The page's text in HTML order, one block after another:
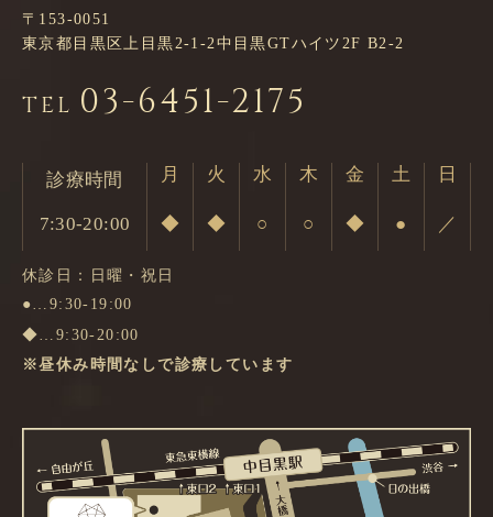
〒153-0051
東京都目黒区上目黒2-1-2中目黒GTハイツ2F B2-2
TEL 03-6451-2175
診療時間 月 火 水 木 金 土 日
7:30-20:00 ◆ ◆ ○ ○ ◆ ● ／
休診日：日曜・祝日
●…9:30-19:00
◆…9:30-20:00
※昼休み時間なしで診療しています